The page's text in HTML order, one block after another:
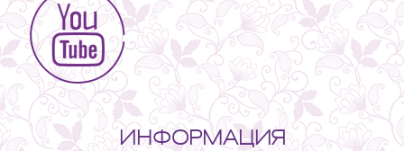
ИНФОРМАЦИЯ